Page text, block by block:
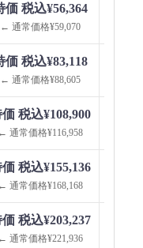
価 税込¥56,364
← 通常価格¥59,070
価 税込¥83,118
← 通常価格¥88,605
税込¥108,900
← 通常価格¥116,958
税込¥155,136
← 通常価格¥168,168
税込¥203,237
← 通常価格¥221,936